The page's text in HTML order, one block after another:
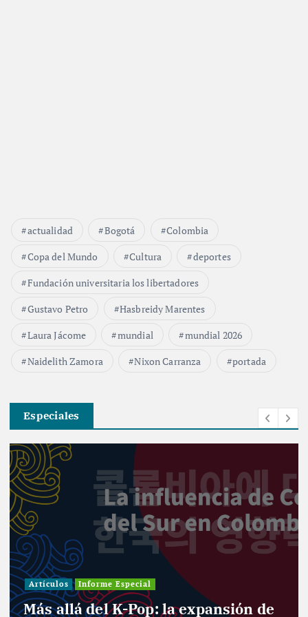
actualidad Bogotá
Colombia
Copa del Mundo
Cultura
deportes
Fundación universitaria los libertadores
Gustavo Petro
Hasbreidy Marentes
Laura Jácome
mundial
mundial 2026
Naidelith Zamora
Nixon Carranza portada
Especiales
Artículos Informe Especial
Más allá del K-Pop: la expansión de